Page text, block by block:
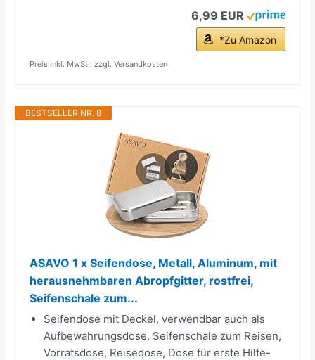
6,99 EUR
*Zu Amazon
Preis inkl. MwSt., zzgl. Versandkosten
BESTSELLER NR. 8
ASAVO 1 x Seifendose, Metall, Aluminum, mit
herausnehmbaren Abropfgitter, rostfrei,
Seifenschale zum...
Seifendose mit Deckel, verwendbar auch als
Aufbewahrungsdose, Seifenschale zum Reisen,
Vorratsdose, Reisedose, Dose für erste Hilfe-